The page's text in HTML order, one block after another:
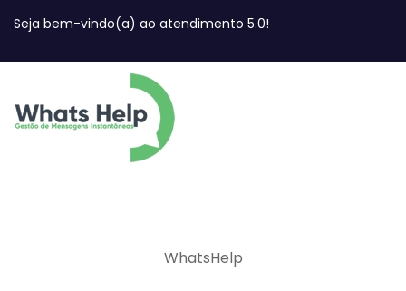
Seja bem-vindo(a) ao atendimento 5.0!
WhatsHelp